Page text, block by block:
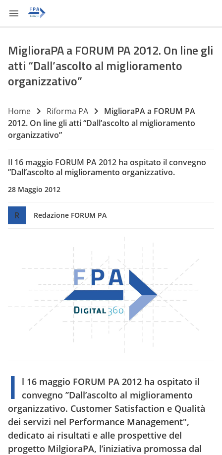
MiglioraPA a FORUM PA 2012. On line gli
atti “Dall’ascolto al miglioramento
organizzativo”
Home Riforma PA
MiglioraPA a FORUM PA
2012. On line gli atti “Dall’ascolto al miglioramento
organizzativo”
Il 16 maggio FORUM PA 2012 ha ospitato il convegno
”Dall’ascolto al miglioramento organizzativo.
28 Maggio 2012
R Redazione FORUM PA
I
l 16 maggio FORUM PA 2012 ha ospitato il
convegno ”Dall’ascolto al miglioramento
organizzativo. Customer Satisfaction e Qualità
dei servizi nel Performance Management",
dedicato ai risultati e alle prospettive del
progetto MilgioraPA, l’iniziativa promossa dal